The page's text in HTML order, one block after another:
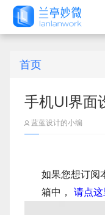
首页
手机UI界面
蓝蓝设计的小编
如果您想订阅
箱中，
请点这